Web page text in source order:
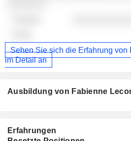
Sehen Sie sich die Erfahrung
im Detail an
Ausbildung von Fabienne
Erfahrungen